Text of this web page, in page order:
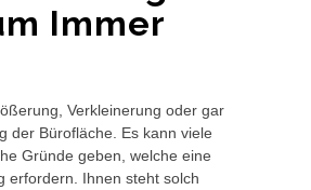
Immer
Verkleinerung oder gar
der Bürofläche. Es kann viele
Gründe geben, welche eine
erfordern. Ihnen steht solch